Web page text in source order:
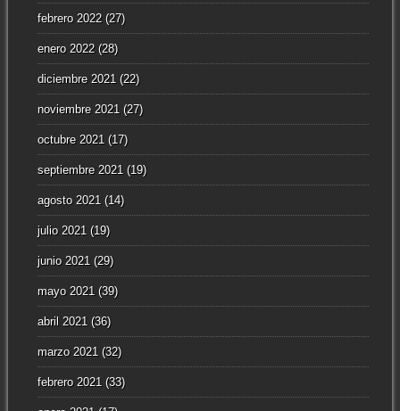
febrero 2022(27)
enero 2022(28)
diciembre 2021(22)
noviembre 2021(27)
octubre 2021(17)
septiembre 2021(19)
agosto 2021(14)
julio 2021(19)
junio 2021(29)
mayo 2021(39)
abril 2021(36)
marzo 2021(32)
febrero 2021(33)